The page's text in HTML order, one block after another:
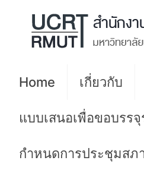
Home เกี่ยวกับ
แบบเสนอเพื่อขอบรร
กำหนดการประชุมสภ